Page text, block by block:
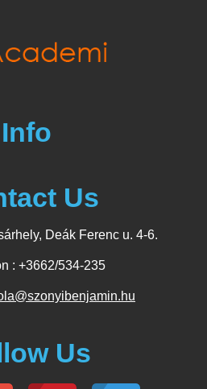
Info
Us
Deák Ferenc u. 4-6.
: +3662/534-235
Us